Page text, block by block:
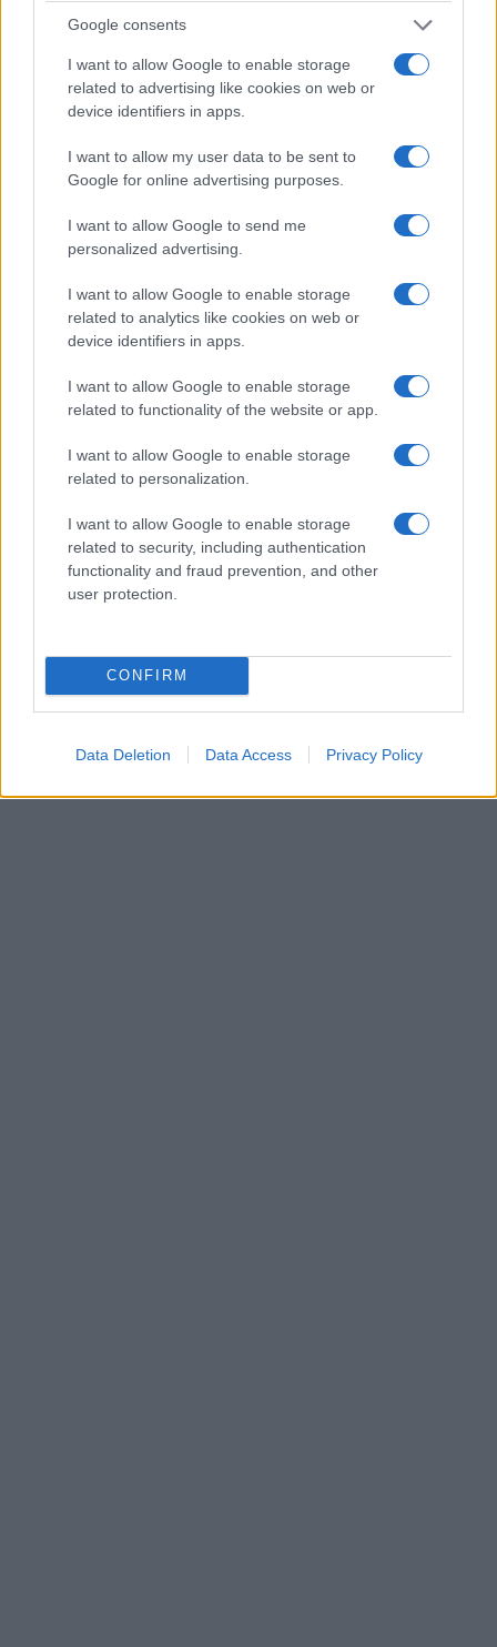
Google consents
I want to allow Google to enable storage
related to advertising like cookies on web or
device identifiers in apps.
I want to allow my user data to be sent to
Google for online advertising purposes.
I want to allow Google to send me
personalized advertising.
I want to allow Google to enable storage
related to analytics like cookies on web or
device identifiers in apps.
I want to allow Google to enable storage
related to functionality of the website or app.
I want to allow Google to enable storage
related to personalization.
I want to allow Google to enable storage
related to security, including authentication
functionality and fraud prevention, and other
user protection.
CONFIRM
Data Deletion Data Access Privacy Policy